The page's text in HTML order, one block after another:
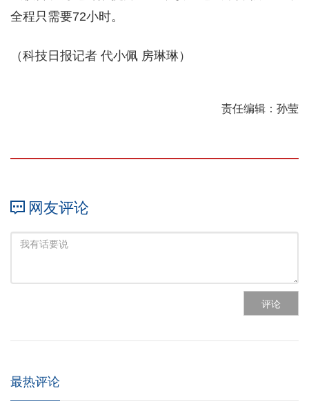
全程只需要72小时。
（科技日报记者 代小佩 房琳琳）
责任编辑：孙莹
网友评论
评论
最热评论